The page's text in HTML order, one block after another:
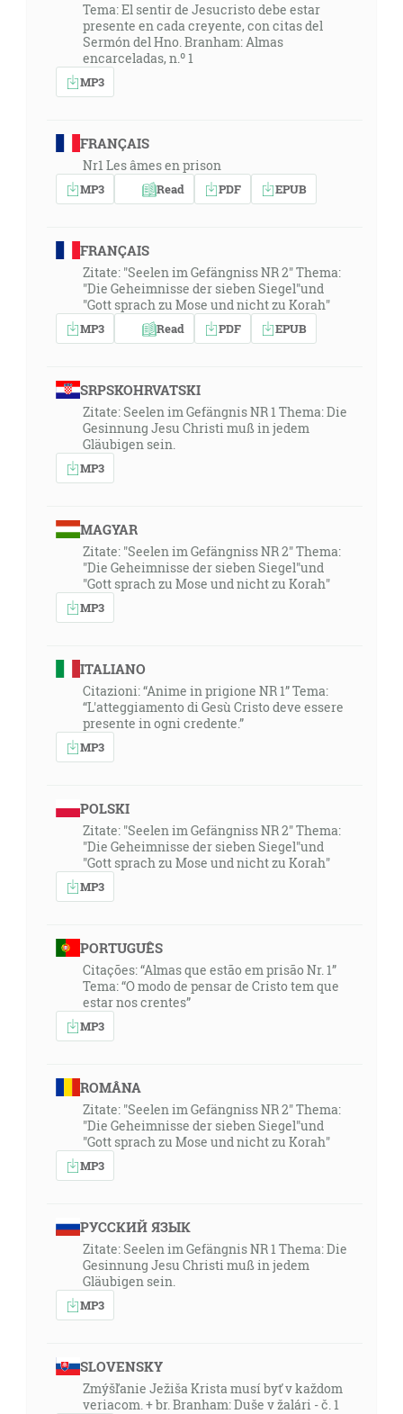
Tema: El sentir de Jesucristo debe estar
presente en cada creyente, con citas del
Sermón del Hno. Branham: Almas
encarceladas, n.º 1
MP3
FRANÇAIS
Nr1 Les âmes en prison
MP3 Read PDF EPUB
FRANÇAIS
Zitate: "Seelen im Gefängniss NR 2" Thema:
"Die Geheimnisse der sieben Siegel"und
"Gott sprach zu Mose und nicht zu Korah"
MP3 Read PDF EPUB
SRPSKOHRVATSKI
Zitate: Seelen im Gefängnis NR 1 Thema: Die
Gesinnung Jesu Christi muß in jedem
Gläubigen sein.
MP3
MAGYAR
Zitate: "Seelen im Gefängniss NR 2" Thema:
"Die Geheimnisse der sieben Siegel"und
"Gott sprach zu Mose und nicht zu Korah"
MP3
ITALIANO
Citazioni: “Anime in prigione NR 1” Tema:
“L'atteggiamento di Gesù Cristo deve essere
presente in ogni credente.”
MP3
POLSKI
Zitate: "Seelen im Gefängniss NR 2" Thema:
"Die Geheimnisse der sieben Siegel"und
"Gott sprach zu Mose und nicht zu Korah"
MP3
PORTUGUÊS
Citações: “Almas que estão em prisão Nr. 1”
Tema: “O modo de pensar de Cristo tem que
estar nos crentes”
MP3
ROMÂNA
Zitate: "Seelen im Gefängniss NR 2" Thema:
"Die Geheimnisse der sieben Siegel"und
"Gott sprach zu Mose und nicht zu Korah"
MP3
РУССКИЙ ЯЗЫК
Zitate: Seelen im Gefängnis NR 1 Thema: Die
Gesinnung Jesu Christi muß in jedem
Gläubigen sein.
MP3
SLOVENSKY
Zmýšľanie Ježiša Krista musí byť v každom
veriacom. + br. Branham: Duše v žalári - č. 1